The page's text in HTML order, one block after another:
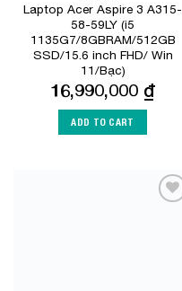
Laptop Acer Aspire 3 A315-
58-59LY (i5
1135G7/8GBRAM/512GB
SSD/15.6 inch FHD/ Win
11/Bạc)
16,990,000 ₫
ADD TO CART